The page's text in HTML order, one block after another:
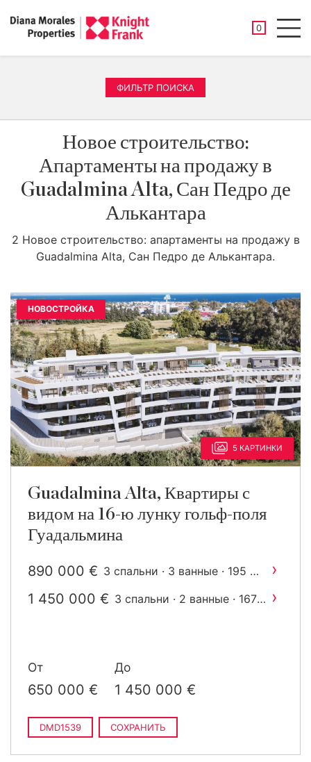
0
ФИЛЬТР ПОИСКА
Новое строительство:
Апартаменты на продажу в
Guadalmina Alta, Сан Педро де
Алькантара
2 Новое строительство: апартаменты на продажу в
Guadalmina Alta, Сан Педро де Алькантара.
НОВОСТРОЙКА
5 КАРТИНКИ
Guadalmina Alta, Квартиры с
видом на 16-ю лунку гольф-поля
Гуадальмина
890 000 € 3 спальни · 3 ванные · 195 m ›
1 450 000 € 3 спальни · 2 ванные · 167
›
От
650 000 €
До
1 450 000 €
DMD1539 СОХРАНИТЬ